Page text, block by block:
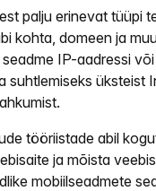
palju erinevat tüüpi
kohta, domeen ja
IP-aadressi
suhtlemiseks
tööriistade abil
ja mõista
mobiilseadmete